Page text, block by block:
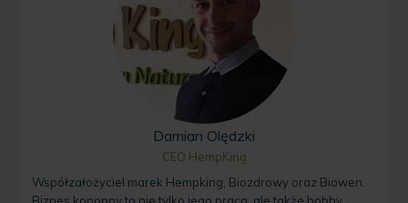
Damian Olędzki
CEO HempKing
Współzałożyciel marek Hempking, Biozdrowy oraz Biowen.
Biznes konopny to nie tylko jego praca, ale także hobby.